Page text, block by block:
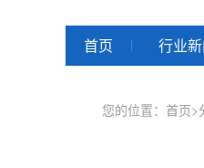
首页 行业
您的位置： 首页>